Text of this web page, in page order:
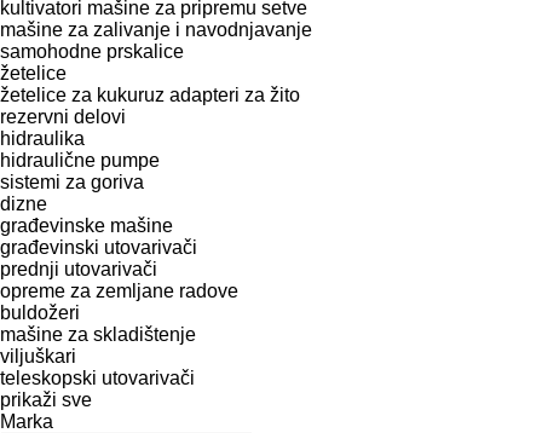
kultivatori mašine za pripremu setve
mašine za zalivanje i navodnjavanje
samohodne prskalice
žetelice
žetelice za kukuruz adapteri za žito
rezervni delovi
hidraulika
hidraulične pumpe
sistemi za goriva
dizne
građevinske mašine
građevinski utovarivači
prednji utovarivači
opreme za zemljane radove
buldožeri
mašine za skladištenje
viljuškari
teleskopski utovarivači
prikaži sve
Marka